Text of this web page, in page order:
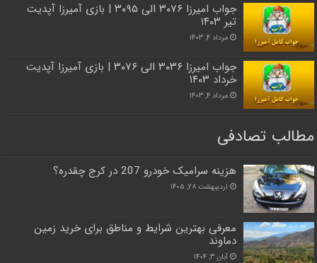
جواب امیرزا ۳۰۷۶ الی ۳۰۹۵ | بازی آمیرزا آپدیت
تیر ۱۴۰۳
مرداد ۴, ۱۴۰۳
جواب امیرزا ۳۰۳۶ الی ۳۰۷۶ | بازی آمیرزا آپدیت
خرداد ۱۴۰۳
مرداد ۴, ۱۴۰۳
مطالب تصادفی
هزینه سرامیک خودرو 207 در کرج چقدره؟
اردیبهشت ۲۸, ۱۴۰۵
معرفی بهترین شرایط و مناطق برای خرید زمین
دماوند
آبان ۳, ۱۴۰۴